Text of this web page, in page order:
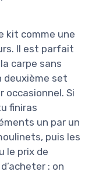
kit comme une
Il est parfait
carpe sans
deuxième set
occasionnel. Si
finiras
un par un
puis les
le prix de
: on